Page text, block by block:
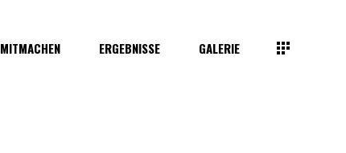
MITMACHEN ERGEBNISSE GALERIE